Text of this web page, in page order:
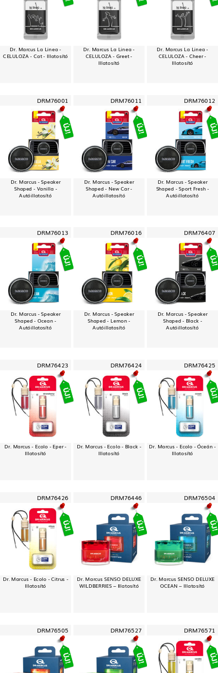
Dr. Marcus La Linea -
CELULOZA - Cat - Illatosító
Dr. Marcus La Linea -
CELULOZA - Greet -
Illatosító
Dr. Marcus La Linea -
CELULOZA - Cheer -
Illatosító
DRM76001
Dr. Marcus - Speaker
Shaped - Vanilla -
Autóillatosító
DRM76011
Dr. Marcus - Speaker
Shaped - New Car -
Autóillatosító
DRM76012
Dr. Marcus - Speaker
Shaped - Sport Fresh -
Autóillatosító
DRM76013
Dr. Marcus - Speaker
Shaped - Ocean -
Autóillatosító
DRM76016
Dr. Marcus - Speaker
Shaped - Lemon -
Autóillatosító
DRM76407
Dr. Marcus - Speaker
Shaped - Black -
Autóillatosító
DRM76423
Dr. Marcus - Ecolo - Eper -
Illatosító
DRM76424
Dr. Marcus - Ecolo - Black -
Illatosító
DRM76425
Dr. Marcus - Ecolo - Óceán -
Illatosító
DRM76426
Dr. Marcus - Ecolo - Citrus -
Illatosító
DRM76446
Dr. Marcus SENSO DELUXE
WILDBERRIES – Illatosító
DRM76504
Dr. Marcus SENSO DELUXE
OCEAN – Illatosító
DRM76505 DRM76527 DRM76571